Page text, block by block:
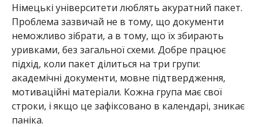
Німецькі університети люблять акуратний пакет.
Проблема зазвичай не в тому, що документи
неможливо зібрати, а в тому, що їх збирають
уривками, без загальної схеми. Добре працює
підхід, коли пакет ділиться на три групи:
академічні документи, мовне підтвердження,
мотиваційні матеріали. Кожна група має свої
строки, і якщо це зафіксовано в календарі, зникає
паніка.